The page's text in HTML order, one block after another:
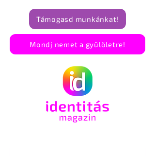
Támogasd munkánkat!
Mondj nemet a gyűlöletre!